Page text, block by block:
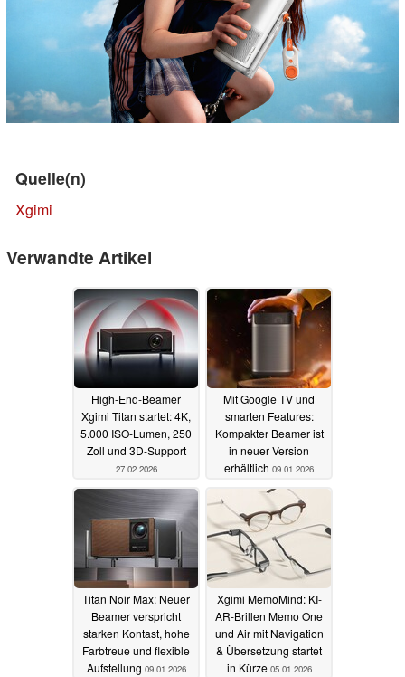
Quelle(n)
Xgimi
Verwandte Artikel
High-End-Beamer
Xgimi Titan startet: 4K,
5.000 ISO-Lumen, 250
Zoll und 3D-Support
27.02.2026
Mit Google TV und
smarten Features:
Kompakter Beamer ist
in neuer Version
erhältlich 09.01.2026
Titan Noir Max: Neuer
Beamer verspricht
starken Kontast, hohe
Farbtreue und flexible
Aufstellung 09.01.2026
Xgimi MemoMind: KI-
AR-Brillen Memo One
und Air mit Navigation
& Übersetzung startet
in Kürze 05.01.2026